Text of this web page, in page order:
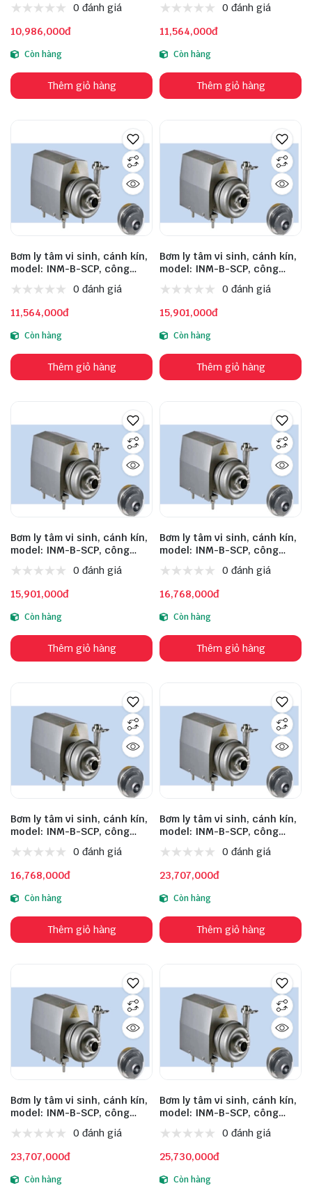
cột áp: 24m, đầu vào: 51mm,
đầu ra: 38mm, chất liệu inox:
304, động cơ: TW
0 đánh giá
10,986,000đ
Còn hàng
Thêm giỏ hàng
10m³/h, cột áp: 24m, đầu vào:
51mm, đầu ra: 38mm, chất
liệu inox: 304, động cơ: TW
0 đánh giá
11,564,000đ
Còn hàng
Thêm giỏ hàng
Bơm ly tâm vi sinh, cánh kín,
model: INM-B-SCP, công
cột áp: 32m, đầu vào: 51mm,
đầu ra: 38mm, chất liệu inox:
304, động cơ: TW
0 đánh giá
11,564,000đ
Còn hàng
Thêm giỏ hàng
Bơm ly tâm vi sinh, cánh kín,
model: INM-B-SCP, công
cột áp: 24m, đầu vào: 51mm,
đầu ra: 38mm, chất liệu inox:
304, động cơ: TW
0 đánh giá
15,901,000đ
Còn hàng
Thêm giỏ hàng
Bơm ly tâm vi sinh, cánh kín,
model: INM-B-SCP, công
cột áp: 36m, đầu vào: 51mm,
đầu ra: 38mm, chất liệu inox:
304, động cơ: TW
0 đánh giá
15,901,000đ
Còn hàng
Thêm giỏ hàng
Bơm ly tâm vi sinh, cánh kín,
model: INM-B-SCP, công
cột áp: 24m, đầu vào: 51mm,
đầu ra: 51mm, chất liệu inox:
304, động cơ: TW
0 đánh giá
16,768,000đ
Còn hàng
Thêm giỏ hàng
Bơm ly tâm vi sinh, cánh kín,
model: INM-B-SCP, công
cột áp: 36m, đầu vào: 51mm,
đầu ra: 51mm, chất liệu inox:
304, động cơ: TW
0 đánh giá
16,768,000đ
Còn hàng
Thêm giỏ hàng
Bơm ly tâm vi sinh, cánh kín,
model: INM-B-SCP, công
30m³/h, cột áp: 24m, đầu
vào: 63mm, đầu ra: 51mm,
chất liệu inox: 304, động cơ:
TW
0 đánh giá
23,707,000đ
Còn hàng
Thêm giỏ hàng
Bơm ly tâm vi sinh, cánh kín,
model: INM-B-SCP, công
20m³/h, cột áp: 36m, đầu
vào: 51mm, đầu ra: 51mm,
chất liệu inox: 304, động cơ:
TW
0 đánh giá
23,707,000đ
Còn hàng
Bơm ly tâm vi sinh, cánh kín,
model: INM-B-SCP, công
40m³/h, cột áp: 24m, đầu
vào: 63mm, đầu ra: 51mm,
chất liệu inox: 304, động cơ:
TW
0 đánh giá
25,730,000đ
Còn hàng